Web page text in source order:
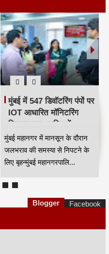
मुंबई में 547 डिवॉटरिंग पंपों पर
IOT आधारित मॉनिटरिंग
सिस्टम लागू, बारिश में
जलभराव नियंत्रण होगा
अधिक प्रभावी
मुंबई महानगर में मानसून के दौरान
जलभराव की समस्या से निपटने के
लिए बृहन्मुंबई महानगरपालि...
Blogger Facebook